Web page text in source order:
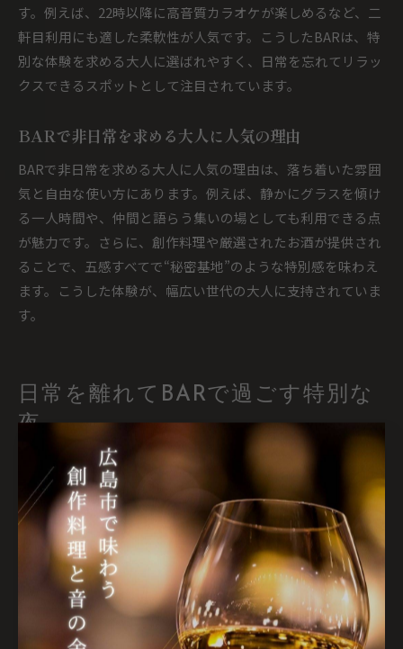
す。例えば、22時以降に高音質カラオケが楽しめるなど、二
軒目利用にも適した柔軟性が人気です。こうしたBARは、特
別な体験を求める大人に選ばれやすく、日常を忘れてリラッ
クスできるスポットとして注目されています。
BARで非日常を求める大人に人気の理由
BARで非日常を求める大人に人気の理由は、落ち着いた雰囲
気と自由な使い方にあります。例えば、静かにグラスを傾け
る一人時間や、仲間と語らう集いの場としても利用できる点
が魅力です。さらに、創作料理や厳選されたお酒が提供され
ることで、五感すべてで“秘密基地”のような特別感を味わえ
ます。こうした体験が、幅広い世代の大人に支持されていま
す。
日常を離れてBARで過ごす特別な
夜
BARで日常を忘れる特別な夜の過ごし方
BARで過ごす夜は、日常の喧騒から一歩離れ、心と体をリセ
ットできる特別な時間です。広島県広島市のBARでは、照明
や音楽、インテリアにこだわった空間が広がり、まるで秘密
基地のような非日常感を味わえます。例えば、黒を基調とし
たシックなデザインや、静かに流れるサウンドが、訪れる人
に落ち着きと安らぎを提供します。こうした空間でお気に入